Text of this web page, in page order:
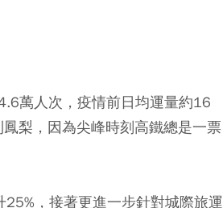
萬人次，疫情前日均運量約16
梨，因為尖峰時刻高鐵總是一票
，接著更進一步針對城際旅運